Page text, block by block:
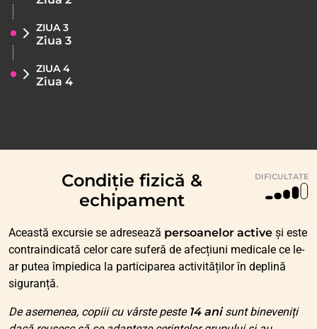
ZIUA 3
Ziua 3
ZIUA 4
Ziua 4
Condiție fizică &
echipament
DIFICULTATE
Această excursie se adresează persoanelor active și este
contraindicată celor care suferă de afecțiuni medicale ce le-
ar putea împiedica la participarea activităților în deplină
siguranță.
De asemenea, copiii cu vârste peste 14 anisunt bineveniți